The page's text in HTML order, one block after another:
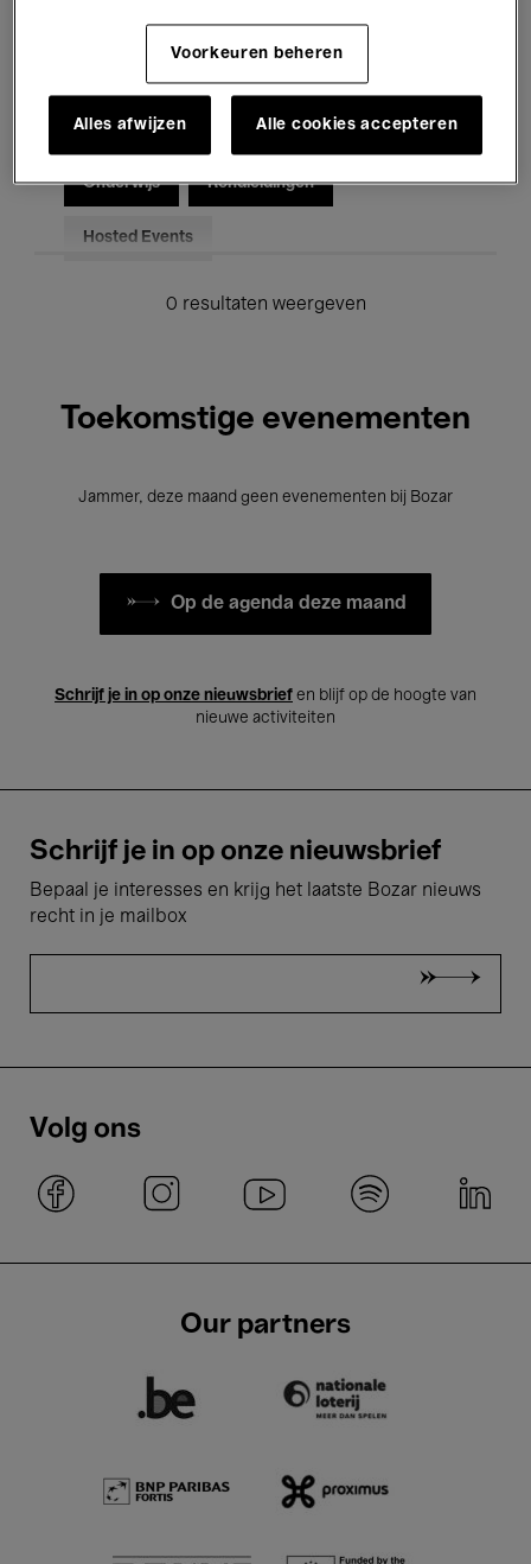
Voor iedereen Kids’ Palace
Onderwijs Rondleidingen
Hosted Events
0 resultaten weergeven
Toekomstige evenementen
Jammer, deze maand geen evenementen bij Bozar
Op de agenda deze maand
Schrijf je in op onze nieuwsbrief en blijf op de hoogte van
nieuwe activiteiten
Schrijf je in op onze nieuwsbrief
Bepaal je interesses en krijg het laatste Bozar nieuws
recht in je mailbox
Volg ons
Our partners
Voorkeuren beheren
Alles afwijzen Alle cookies accepteren